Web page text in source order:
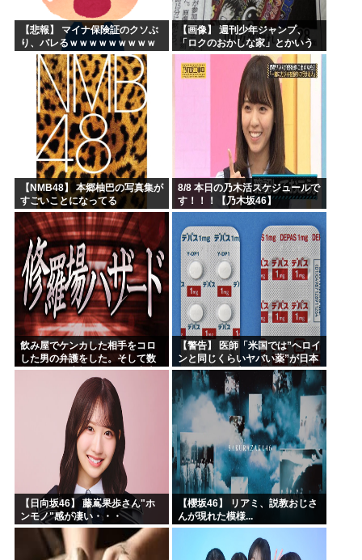
【悲報】 マイナ保険証のクソぶ
り、バレるｗｗｗｗｗｗｗｗｗ
【画像】 週刊少年ジャンプ、
「ロクのおかしな家」とかいう
微妙な漫画を巻頭カラーにした
せいで100万部切る
【NMB48】 本郷柚巴の写真集が
すごいことになってる
8/8 本日の乃木活スケジュールで
す！！！【乃木坂46】
飲み屋でケンカした相手をコロ
した男の弁護をした。そして数
年後、因果応報を思わせる出来
【警告】 医師「米国では”ヘロイ
ンと同じくらいヤバい薬”が日本
では平気で処方されてる」
【日向坂46】 藤嶌果歩さん"ホ
ンモノ"感が凄い・・・
【櫻坂46】 リアミ、説教おじさ
んが現れた模様...